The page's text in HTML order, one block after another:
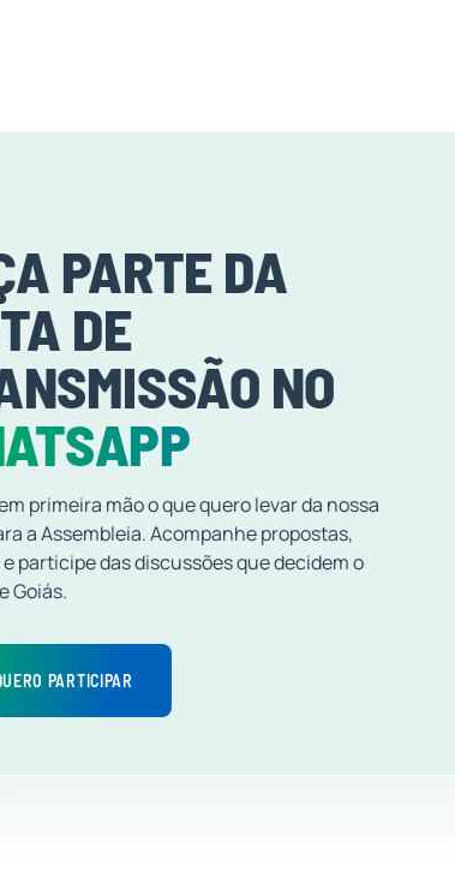
PARTE DA
DE
NO
primeira mão o que quero levar da nossa
a Assembleia. Acompanhe propostas,
participe das discussões que decidem o
Goiás.
PARTICIPAR